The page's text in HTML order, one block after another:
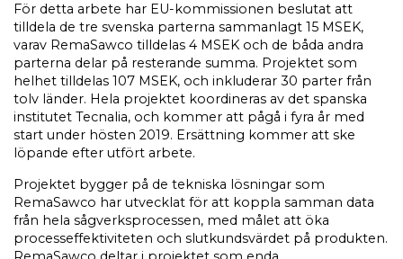
För detta arbete har EU-kommissionen beslutat att
tilldela de tre svenska parterna sammanlagt 15 MSEK,
varav RemaSawco tilldelas 4 MSEK och de båda andra
parterna delar på resterande summa. Projektet som
helhet tilldelas 107 MSEK, och inkluderar 30 parter från
tolv länder. Hela projektet koordineras av det spanska
institutet Tecnalia, och kommer att pågå i fyra år med
start under hösten 2019. Ersättning kommer att ske
löpande efter utfört arbete.
Projektet bygger på de tekniska lösningar som
RemaSawco har utvecklat för att koppla samman data
från hela sågverksprocessen, med målet att öka
processeffektiviteten och slutkundsvärdet på produkten.